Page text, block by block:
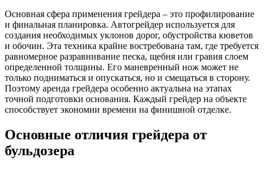
Основная сфера применения грейдера – это профилирование
и финальная планировка. Автогрейдер используется для
создания необходимых уклонов дорог, обустройства кюветов
и обочин. Эта техника крайне востребована там, где требуется
равномерное разравнивание песка, щебня или гравия слоем
определенной толщины. Его маневренный нож может не
только подниматься и опускаться, но и смещаться в сторону.
Поэтому аренда грейдера особенно актуальна на этапах
точной подготовки основания. Каждый грейдер на объекте
способствует экономии времени на финишной отделке.
Основные отличия грейдера от
бульдозера